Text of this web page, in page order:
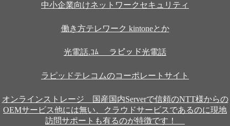
中小企業向けネットワークセキュリティ
働き方テレワーク kintoneとか
光電話.ｺﾑ ラピッド光電話
ラピッドテレコムのコーポレートサイト
オンラインストレージ 国産国内Serverで信頼のNTT様からの
OEMサービス他には無い、クラウドサービスであるのに現地
訪問サポートも有るのが特徴です！